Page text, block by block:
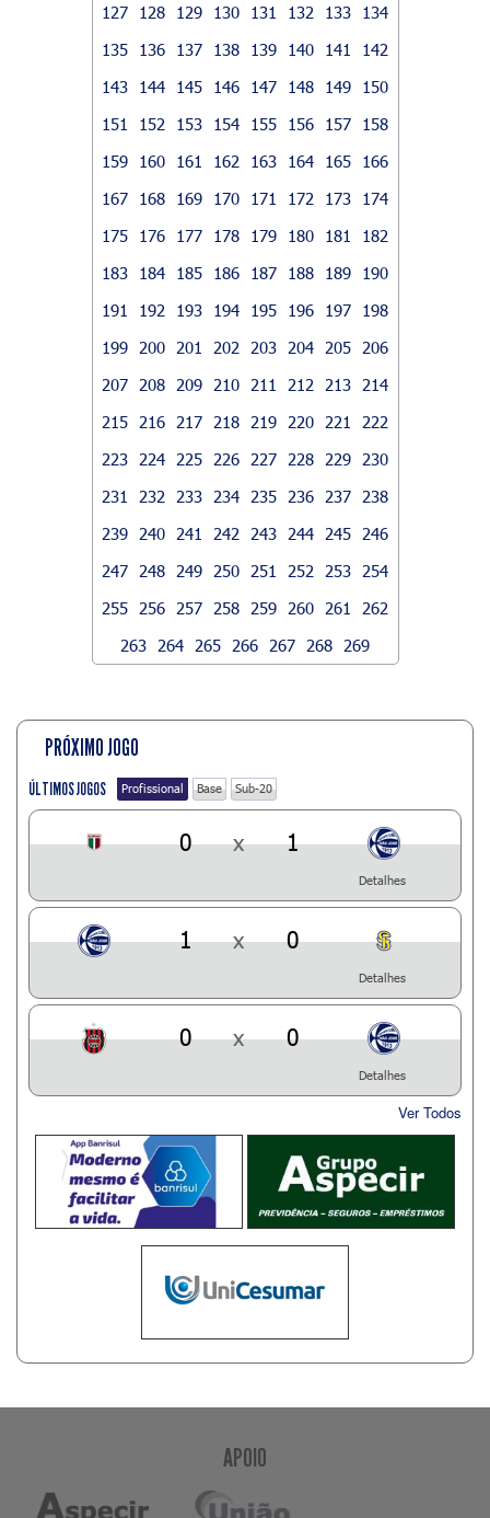
127
128 129 130 131 132 133
134
135
136 137 138 139 140 141
142
143
144 145 146 147 148 149
150
151
152 153 154 155 156 157
158
159
160 161 162 163 164 165
166
167
168 169 170 171 172 173
174
175
176 177 178 179 180 181
182
183
184 185 186 187 188 189
190
191
192 193 194 195 196 197
198
199
200 201 202 203 204 205
206
207
208 209 210 211 212 213
214
215
216 217 218 219 220 221
222
223
224 225 226 227 228 229
230
231
232 233 234 235 236 237
238
239
240 241 242 243 244 245
246
247
248 249 250 251 252 253
254
255
256 257 258 259 260 261
262
263
264 265 266 267 268 269
PRÓXIMO JOGO
ÚLTIMOS JOGOS Profissional Base Sub-20
0 x 1
Detalhes
1 x 0
Detalhes
0 x 0
Detalhes
Ver Todos
APOIO